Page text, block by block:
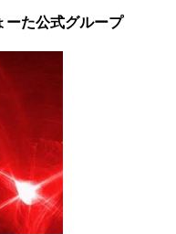
ーた公式グループ